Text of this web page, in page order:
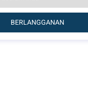
BERLANGGANAN